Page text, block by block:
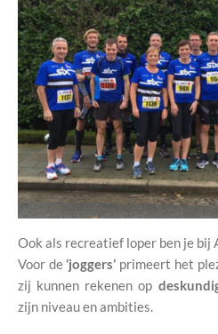
Ook als recreatief loper ben je bij
Voor de‘joggers’ primeert het
zij kunnen rekenen op
zijn niveau en ambities.